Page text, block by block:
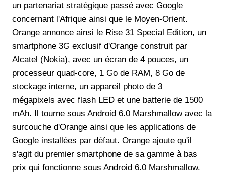
un partenariat stratégique passé avec Google
concernant l'Afrique ainsi que le Moyen-Orient.
Orange annonce ainsi le Rise 31 Special Edition, un
smartphone 3G exclusif d'Orange construit par
Alcatel (Nokia), avec un écran de 4 pouces, un
processeur quad-core, 1 Go de RAM, 8 Go de
stockage interne, un appareil photo de 3
mégapixels avec flash LED et une batterie de 1500
mAh. Il tourne sous Android 6.0 Marshmallow avec la
surcouche d'Orange ainsi que les applications de
Google installées par défaut. Orange ajoute qu'il
s'agit du premier smartphone de sa gamme à bas
prix qui fonctionne sous Android 6.0 Marshmallow.